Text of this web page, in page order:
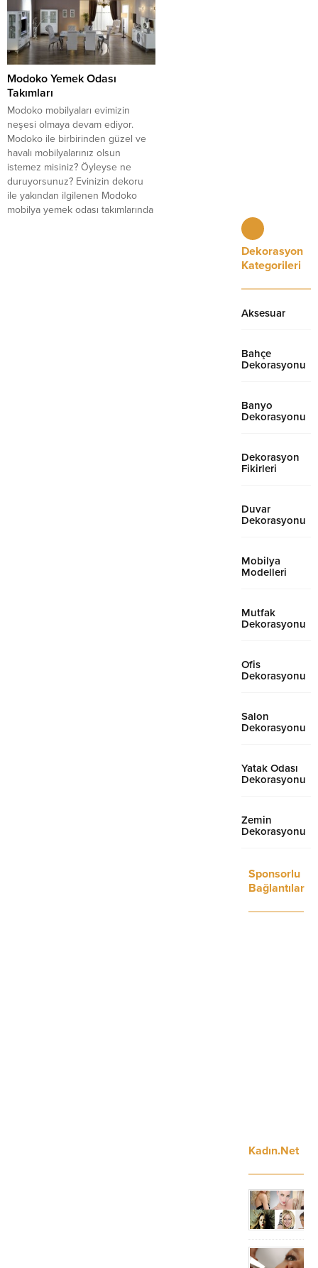
oturma odalarınıza modern bir
hava ve estetik getirecek....
Modoko Yemek Odası
Takımları
Modoko mobilyaları evimizin
neşesi olmaya devam ediyor.
Modoko ile birbirinden güzel ve
havalı mobilyalarınız olsun
istemez misiniz? Öyleyse ne
duruyorsunuz? Evinizin dekoru
ile yakından ilgilenen Modoko
mobilya yemek odası takımlarında
Dekorasyon
Kategorileri
Aksesuar
Bahçe
Dekorasyonu
Banyo
Dekorasyonu
Dekorasyon
Fikirleri
Duvar
Dekorasyonu
Mobilya
Modelleri
Mutfak
Dekorasyonu
Ofis
Dekorasyonu
Salon
Dekorasyonu
Yatak Odası
Dekorasyonu
Zemin
Dekorasyonu
Sponsorlu
Bağlantılar
Kadın.Net